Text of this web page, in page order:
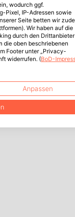
wodurch ggf.
Pixel, IP-Adressen sowie
Seite betten wir
Wir haben auf die
durch den Drittanbieter
die oben beschriebenen
Footer unter „Privacy-
widerrufen. (BoD-
Anpassen